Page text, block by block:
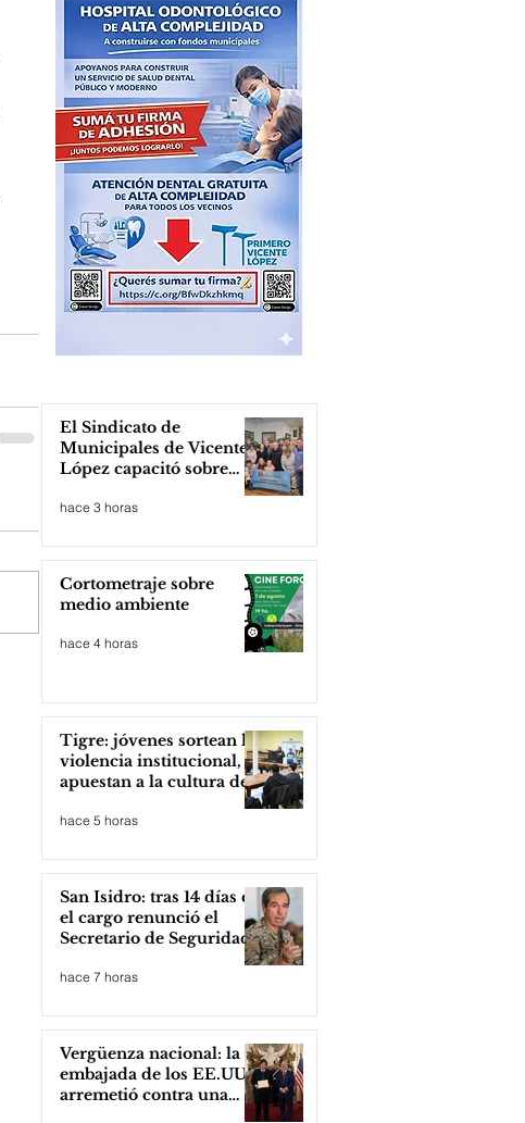
El Sindicato de
Municipales de Vicente
López capacitó sobre
hace 3 horas
Cortometraje sobre
medio ambiente
hace 4 horas
Tigre: jóvenes sortean la
violencia institucional,
apuestan a la cultura del
hace 5 horas
San Isidro: tras 14 días en
el cargo renunció el
Secretario de Seguridad
hace 7 horas
Vergüenza nacional: la
embajada de los EE.UU
arremetió contra una